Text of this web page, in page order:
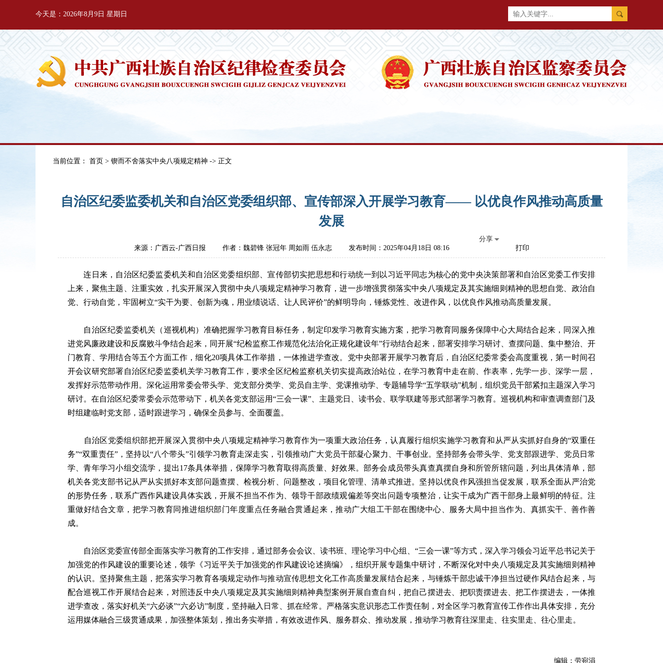
今天是：2026年8月9日 星期日
当前位置： 首页 > 锲而不舍落实中央八项规定精神 -> 正文
自治区纪委监委机关和自治区党委组织部、宣传部深入开展学习教育—— 以优良作风推动高质量
发展
来源：广西云-广西日报 作者：魏碧锋 张冠年 周如雨 伍永志 发布时间：2025年04月18日 08:16
分享
打印
连日来，自治区纪委监委机关和自治区党委组织部、宣传部切实把思想和行动统一到以习近平同志为核心的党中央决策部署和自治区党委工作安排
上来，聚焦主题、注重实效，扎实开展深入贯彻中央八项规定精神学习教育，进一步增强贯彻落实中央八项规定及其实施细则精神的思想自觉、政治自
觉、行动自觉，牢固树立“实干为要、创新为魂，用业绩说话、让人民评价”的鲜明导向，锤炼党性、改进作风，以优良作风推动高质量发展。
自治区纪委监委机关（巡视机构）准确把握学习教育目标任务，制定印发学习教育实施方案，把学习教育同服务保障中心大局结合起来，同深入推
进党风廉政建设和反腐败斗争结合起来，同开展“纪检监察工作规范化法治化正规化建设年”行动结合起来，部署安排学习研讨、查摆问题、集中整治、开
门教育、学用结合等五个方面工作，细化20项具体工作举措，一体推进学查改。党中央部署开展学习教育后，自治区纪委常委会高度重视，第一时间召
开会议研究部署自治区纪委监委机关学习教育工作，要求全区纪检监察机关切实提高政治站位，在学习教育中走在前、作表率，先学一步、深学一层，
发挥好示范带动作用。深化运用常委会带头学、党支部分类学、党员自主学、党课推动学、专题辅导学“五学联动”机制，组织党员干部紧扣主题深入学习
研讨。在自治区纪委常委会示范带动下，机关各党支部运用“三会一课”、主题党日、读书会、联学联建等形式部署学习教育。巡视机构和审查调查部门及
时组建临时党支部，适时跟进学习，确保全员参与、全面覆盖。
自治区党委组织部把开展深入贯彻中央八项规定精神学习教育作为一项重大政治任务，认真履行组织实施学习教育和从严从实抓好自身的“双重任
务”“双重责任”，坚持以“八个带头”引领学习教育走深走实，引领推动广大党员干部凝心聚力、干事创业。坚持部务会带头学、党支部跟进学、党员日常
学、青年学习小组交流学，提出17条具体举措，保障学习教育取得高质量、好效果。部务会成员带头真查真摆自身和所管所辖问题，列出具体清单，部
机关各党支部书记从严从实抓好本支部问题查摆、检视分析、问题整改，项目化管理、清单式推进。坚持以优良作风强担当促发展，联系全面从严治党
的形势任务，联系广西作风建设具体实践，开展不担当不作为、领导干部政绩观偏差等突出问题专项整治，让实干成为广西干部身上最鲜明的特征。注
重做好结合文章，把学习教育同推进组织部门年度重点任务融合贯通起来，推动广大组工干部在围绕中心、服务大局中担当作为、真抓实干、善作善
成。
自治区党委宣传部全面落实学习教育的工作安排，通过部务会会议、读书班、理论学习中心组、“三会一课”等方式，深入学习领会习近平总书记关于
加强党的作风建设的重要论述，领学《习近平关于加强党的作风建设论述摘编》，组织开展专题集中研讨，不断深化对中央八项规定及其实施细则精神
的认识。坚持聚焦主题，把落实学习教育各项规定动作与推动宣传思想文化工作高质量发展结合起来，与锤炼干部忠诚干净担当过硬作风结合起来，与
配合巡视工作开展结合起来，对照违反中央八项规定及其实施细则精神典型案例开展自查自纠，把自己摆进去、把职责摆进去、把工作摆进去，一体推
进学查改，落实好机关“六必谈”“六必访”制度，坚持融入日常、抓在经常。严格落实意识形态工作责任制，对全区学习教育宣传工作作出具体安排，充分
运用媒体融合三级贯通成果，加强整体策划，推出务实举措，有效改进作风、服务群众、推动发展，推动学习教育往深里走、往实里走、往心里走。
编辑：劳宛涓